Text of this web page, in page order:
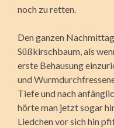
noch zu retten.
Den ganzen
Süßkirschbaum, als
erste Behausung
und
Tiefe und nach
hörte man jetzt sogar
Liedchen vor sich hin